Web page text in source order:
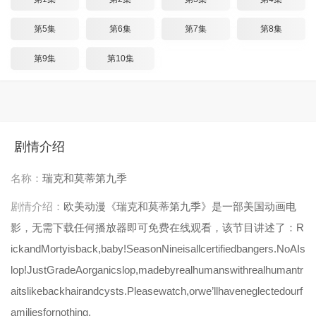
第5集 第6集 第7集 第8集
第9集 第10集
剧情介绍
名称： 瑞克和莫蒂第九季
剧情介绍： 欧美动漫《瑞克和莫蒂第九季》是一部美国动画电
影，无需下载任何播放器即可免费在线观看，该节目讲述了：R
ickandMortyisback,baby!SeasonNineisallcertifiedbangers.NoAIs
lop!JustGradeAorganicslop,madebyrealhumanswithrealhumantr
aitslikebackhairandcysts.Pleasewatch,orwe’llhaveneglectedourf
amiliesfornothing.